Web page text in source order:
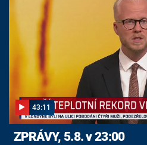
43:11
ZPRÁVY, 5.8. v 23:00